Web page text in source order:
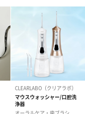
からめとります。
)】
スチック ビー・ハ